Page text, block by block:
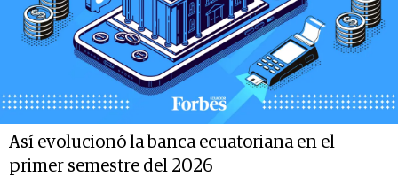
Así evolucionó la banca ecuatoriana en el
primer semestre del 2026